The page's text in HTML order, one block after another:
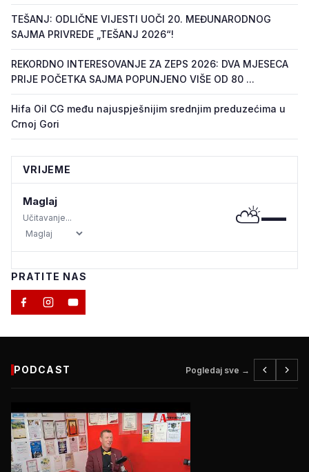
TEŠANJ: ODLIČNE VIJESTI UOČI 20. MEĐUNARODNOG
SAJMA PRIVREDE „TEŠANJ 2026“!
REKORDNO INTERESOVANJE ZA ZEPS 2026: DVA MJESECA
PRIJE POČETKA SAJMA POPUNJENO VIŠE OD 80 ...
Hifa Oil CG među najuspješnijim srednjim preduzećima u
Crnoj Gori
VRIJEME
Maglaj
Učitavanje... ⛅—
PRATITE NAS
PODCAST Pogledaj sve →